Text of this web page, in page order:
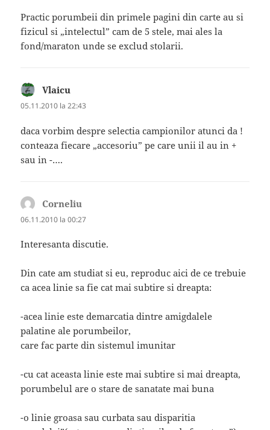
Practic porumbeii din primele pagini din carte au si
fizicul si „intelectul” cam de 5 stele, mai ales la
fond/maraton unde se exclud stolarii.
Vlaicu
05.11.2010 la 22:43
daca vorbim despre selectia campionilor atunci da !
conteaza fiecare „accesoriu” pe care unii il au in +
sau in -….
Corneliu
06.11.2010 la 00:27
Interesanta discutie.
Din cate am studiat si eu, reproduc aici de ce trebuie
ca acea linie sa fie cat mai subtire si dreapta:
-acea linie este demarcatia dintre amigdalele
palatine ale porumbeilor,
care fac parte din sistemul imunitar
-cu cat aceasta linie este mai subtire si mai dreapta,
porumbelul are o stare de sanatate mai buna
-o linie groasa sau curbata sau disparitia